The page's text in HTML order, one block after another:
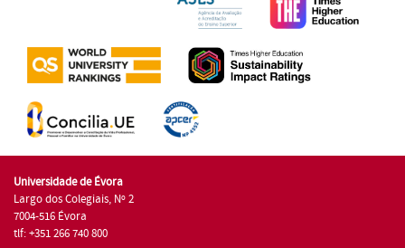
Universidade de Évora
Largo dos Colegiais, Nº 2
7004-516 Évora
tlf: +351 266 740 800